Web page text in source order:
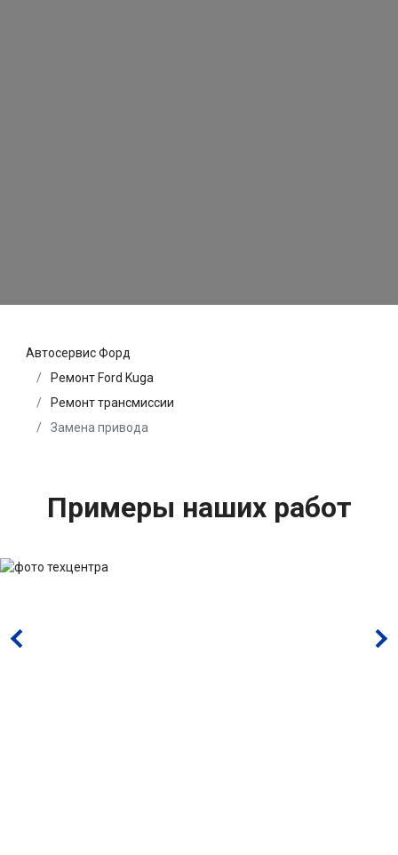
Автосервис Форд
Ремонт Ford Kuga
Ремонт трансмиссии
Замена привода
Примеры наших работ